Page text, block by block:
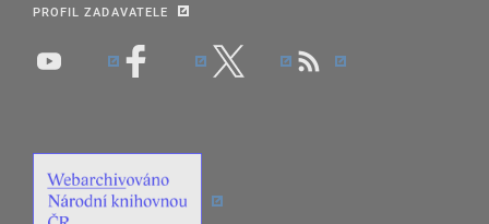
PROFIL ZADAVATELE